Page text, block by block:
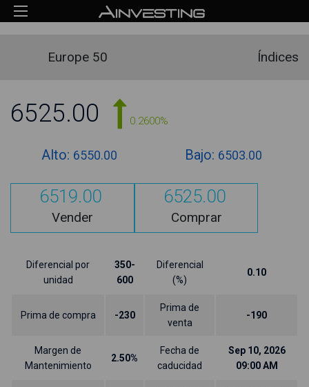
Europe 50 Índices
6525.00 0.2600%
Alto: 6550.00 Bajo: 6503.00
6519.00
Vender
6525.00
Comprar
Diferencial por
unidad
350-
600
Diferencial
(%)
0.10
Prima de compra -230
Prima de
venta
-190
Margen de
Mantenimiento
2.50%
Fecha de
caducidad
Sep 10, 2026
09:00 AM